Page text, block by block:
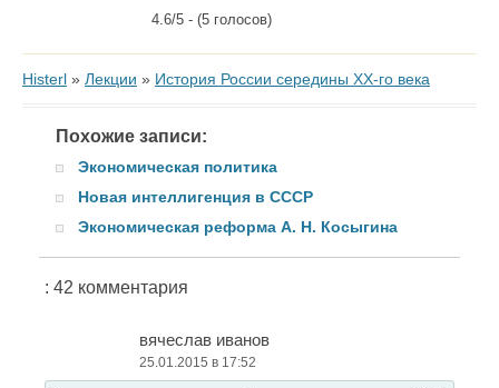
4.6/5 - (5 голосов)
Histerl » Лекции » История России середины XX-го века
Похожие записи:
Экономическая политика
Новая интеллигенция в СССР
Экономическая реформа А. Н. Косыгина
: 42 комментария
вячеслав иванов
25.01.2015 в 17:52